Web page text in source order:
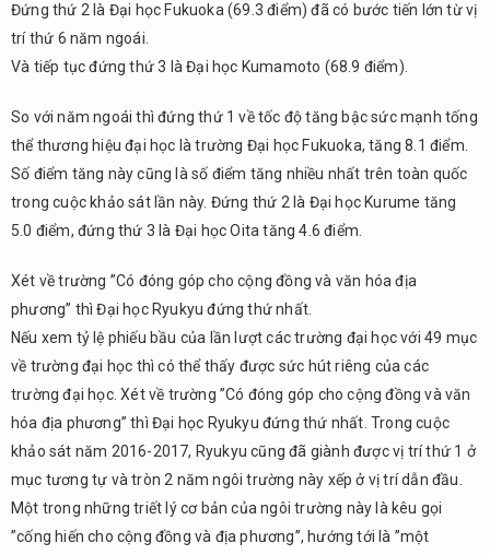
Đứng thứ 2 là Đại học Fukuoka (69.3 điểm) đã có bước tiến lớn từ vị
trí thứ 6 năm ngoái.
Và tiếp tục đứng thứ 3 là Đại học Kumamoto (68.9 điểm).
So với năm ngoái thì đứng thứ 1 về tốc độ tăng bậc sức mạnh tống
thể thương hiệu đại học là trường Đại học Fukuoka, tăng 8.1 điểm.
Số điểm tăng này cũng là số điểm tăng nhiều nhất trên toàn quốc
trong cuộc khảo sát lần này. Đứng thứ 2 là Đại học Kurume tăng
5.0 điểm, đứng thứ 3 là Đại học Oita tăng 4.6 điểm.
Xét về trường ”Có đóng góp cho cộng đồng và văn hóa địa
phương” thì Đại học Ryukyu đứng thứ nhất.
Nếu xem tỷ lệ phiếu bầu của lần lượt các trường đại học với 49 mục
về trường đại học thì có thể thấy được sức hút riêng của các
trường đại học. Xét về trường ”Có đóng góp cho cộng đồng và văn
hóa địa phương” thì Đại học Ryukyu đứng thứ nhất. Trong cuộc
khảo sát năm 2016-2017, Ryukyu cũng đã giành được vị trí thứ 1 ở
mục tương tự và tròn 2 năm ngôi trường này xếp ở vị trí dẫn đầu.
Một trong những triết lý cơ bản của ngôi trường này là kêu gọi
”cống hiến cho cộng đồng và địa phương”, hướng tới là ”một